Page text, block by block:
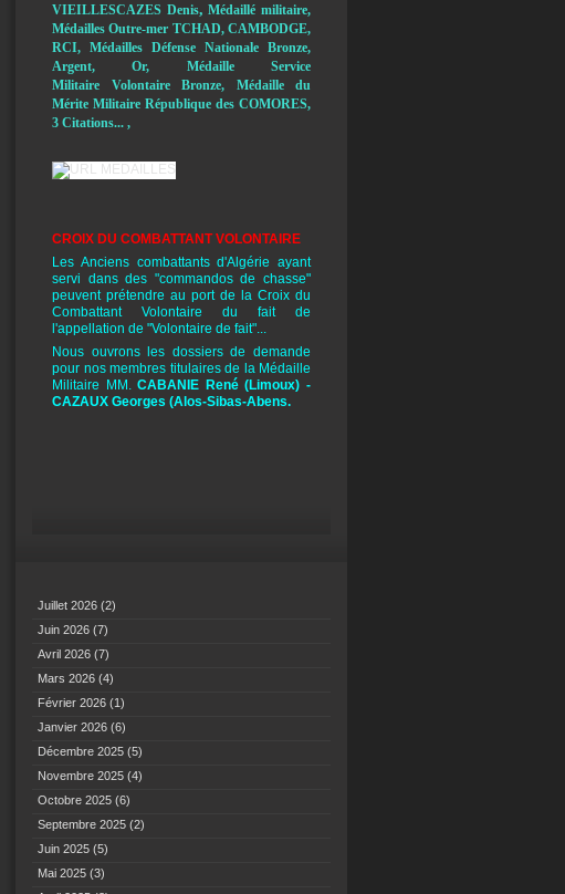
VIEILLESCAZES Denis, Médaillé militaire,
Médailles Outre-mer TCHAD, CAMBODGE,
RCI, Médailles Défense Nationale Bronze,
Argent, Or, Médaille Service
Militaire Volontaire Bronze, Médaille du
Mérite Militaire République des COMORES,
3 Citations... ,
CROIX DU COMBATTANT VOLONTAIRE
Les Anciens combattants d'Algérie ayant
servi dans des "commandos de chasse"
peuvent prétendre au port de la Croix du
Combattant Volontaire du fait de
l'appellation de "Volontaire de fait"...
Nous ouvrons les dossiers de demande
pour nos membres titulaires de la Médaille
Militaire MM. CABANIE René(Limoux) -
CAZAUX Georges (Alos-Sibas-Abens.
Juillet 2026 (2)
Juin 2026 (7)
Avril 2026 (7)
Mars 2026 (4)
Février 2026 (1)
Janvier 2026 (6)
Décembre 2025 (5)
Novembre 2025 (4)
Octobre 2025 (6)
Septembre 2025 (2)
Juin 2025 (5)
Mai 2025 (3)